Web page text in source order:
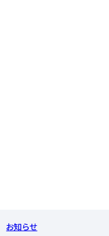
電子公告
お知らせ